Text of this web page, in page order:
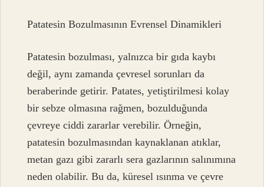
Patatesin Bozulmasının Evrensel Dinamikleri
Patatesin bozulması, yalnızca bir gıda kaybı
değil, aynı zamanda çevresel sorunları da
beraberinde getirir. Patates, yetiştirilmesi kolay
bir sebze olmasına rağmen, bozulduğunda
çevreye ciddi zararlar verebilir. Örneğin,
patatesin bozulmasından kaynaklanan atıklar,
metan gazı gibi zararlı sera gazlarının salınımına
neden olabilir. Bu da, küresel ısınma ve çevre